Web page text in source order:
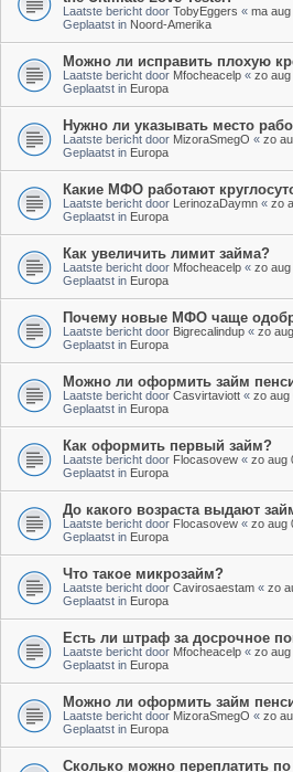
Laatste bericht door TobyEggers « ma
Geplaatst in Noord-Amerika
Можно ли исправить плохую
Laatste bericht door Mfocheacelp « zo aug
Geplaatst in Europa
Нужно ли указывать место
Laatste bericht door MizoraSmegO « zo
Geplaatst in Europa
Какие МФО работают
Laatste bericht door LerinozaDaymn « zo
Geplaatst in Europa
Как увеличить лимит займа?
Laatste bericht door Mfocheacelp « zo aug
Geplaatst in Europa
Почему новые МФО чаще
Laatste bericht door Bigrecalindup « zo
Geplaatst in Europa
Можно ли оформить займ
Laatste bericht door Casvirtaviott « zo aug
Geplaatst in Europa
Как оформить первый займ?
Laatste bericht door Flocasovew « zo aug
Geplaatst in Europa
До какого возраста выдают
Laatste bericht door Flocasovew « zo aug
Geplaatst in Europa
Что такое микрозайм?
Laatste bericht door Cavirosaestam « zo
Geplaatst in Europa
Есть ли штраф за досрочное
Laatste bericht door Mfocheacelp « zo aug
Geplaatst in Europa
Можно ли оформить займ
Laatste bericht door MizoraSmegO « zo
Geplaatst in Europa
Сколько можно переплатить